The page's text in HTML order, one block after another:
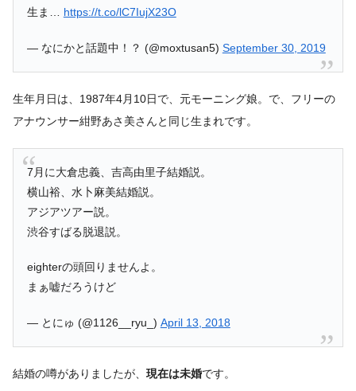
生ま… https://t.co/lC7IujX23O
— なにかと話題中！？ (@moxtusan5) September 30, 2019
生年月日は、1987年4月10日で、元モーニング娘。で、フリーの
アナウンサー紺野あさ美さんと同じ生まれです。
7月に大倉忠義、吉高由里子結婚説。
横山裕、水卜麻美結婚説。
アジアツアー説。
渋谷すばる脱退説。
eighterの頭回りませんよ。
まぁ嘘だろうけど
— とにゅ (@1126__ryu_) April 13, 2018
結婚の噂がありましたが、 現在は未婚です。